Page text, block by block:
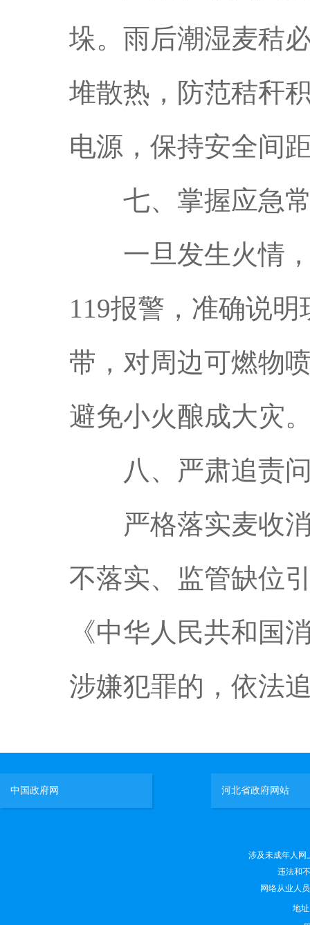
垛。雨后潮湿麦秸
堆散热，防范秸秆
电源，保持安全间
七、掌握应急常
一旦发生火情，
119报警，准确说
带，对周边可燃物
避免小火酿成大灾
八、严肃追责问
严格落实麦收消
不落实、监管缺位
《中华人民共和国
涉嫌犯罪的，依法
中国政府网 河北省政府网站
涉及未成年人网
违法和
网络从业人
地